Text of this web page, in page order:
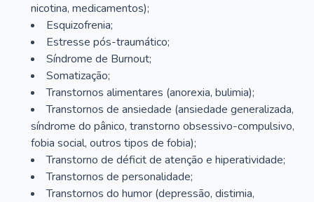
nicotina, medicamentos);
Esquizofrenia;
Estresse pós-traumático;
Síndrome de Burnout;
Somatização;
Transtornos alimentares (anorexia, bulimia);
Transtornos de ansiedade (ansiedade generalizada,
síndrome do pânico, transtorno obsessivo-compulsivo,
fobia social, outros tipos de fobia);
Transtorno de déficit de atenção e hiperatividade;
Transtornos de personalidade;
Transtornos do humor (depressão, distimia,